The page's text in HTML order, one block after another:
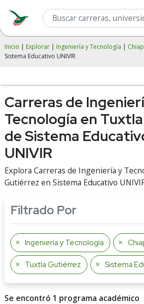
Inicio | Explorar | Ingeniería y Tecnología |
Sistema Educativo UNIVIR
Carreras de
Tecnología en
de Sistema
UNIVIR
Explora Carreras de Ingeniería y
Gutiérrez en Sistema Educativo
Filtrado Por
Ingeniería y Tecnología
Tuxtla Gutiérrez Sistema
Se encontró 1 programa académico